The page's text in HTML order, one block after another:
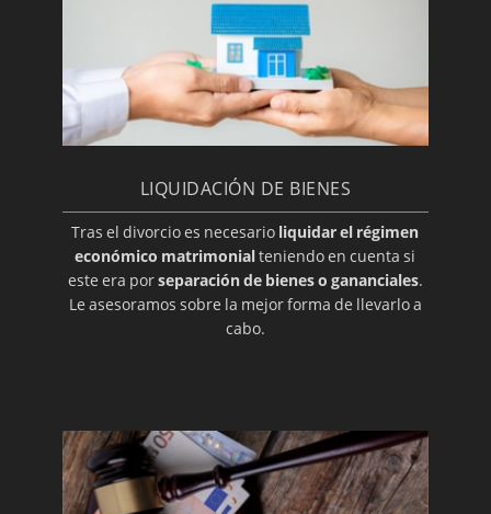
LA PIEDRA ANGULAR DE LOS DIVORCIOS
EXPRÉS
Convenio regulador en el divorcio
Cargos tuitivos
Adopción del menor
PENSIÓN COMPENSATORIA: ¿SE PUEDE
MODIFICAR?
¿Qué tipo de adopción escoger? Abogado de
Familia Valencia
LIQUIDACIÓN DE BIENES
Tras el divorcio es necesario liquidar el régimen
económico matrimonialteniendo en cuenta si
este era porseparación de bienes o gananciales.
Le asesoramos sobre la mejor forma de llevarlo a
cabo.